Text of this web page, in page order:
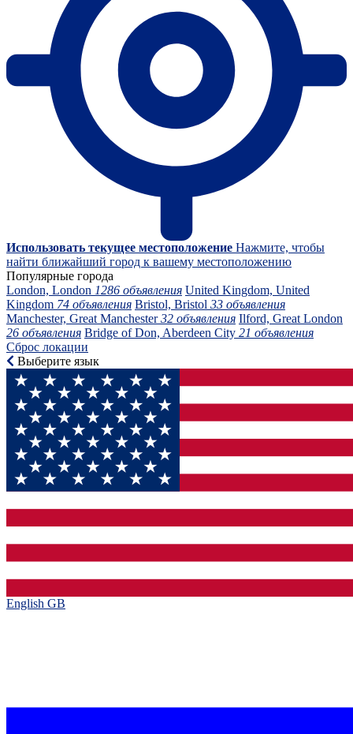
Использовать текущее местоположение Нажмите, чтобы
найти ближайший город к вашему местоположению
Популярные города
London, London 1286 объявления United Kingdom, United
Kingdom 74 объявления Bristol, Bristol 33 объявления
Manchester, Great Manchester32 объявления Ilford, Great London
26 объявления Bridge of Don, Aberdeen City 21 объявления
Сброс локации
Выберите язык
English GB‎